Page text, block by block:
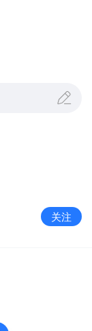
关注